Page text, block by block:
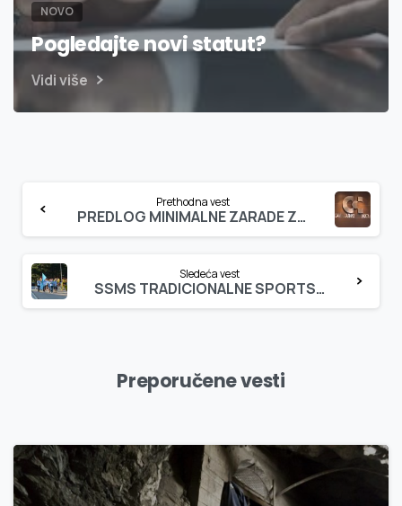
NOVO
Pogledajte novi statut?
Vidi više
Reading
Prethodna vest
PREDLOG MINIMALNE ZARADE ZA 2026. GODINU: 70.000 DINARA
Sledeća vest
SSMS TRADICIONALNE SPORTSKE IGRE TARA 2025: VIŠE OD 600 UČESNIKA SRBIJE I REGIONA
Preporučene vesti